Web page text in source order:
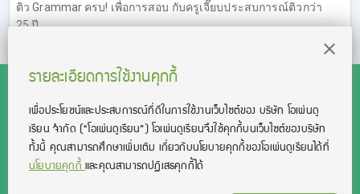
ติว Grammar ครบ! เพื่อการสอบ กับครูเจี๊ยบประสบการณ์ติวกว่า
25 ปี
สงวนลิขสิทธิ์โดย บริษัท โอเพ่นดูเรียน จำกัด 2021 ©︎ OpenDurian
Co., Ltd.
TOEIC® and TOEFL® are registered trademarks of Educational Testing
รายละเอียดการใช้งานคุกกี้
เพื่อประโยชน์และประสบการณ์ที่ดีในการใช้งานเว็บไซต์ของ บริษัท โอเพ่นดู
เรียน จํากัด (“โอเพ่นดูเรียน”)โอเพ่นดูเรียนจึงใช้คุกกี้บนเว็บไซต์ของบริษัท
ทั้งนี้ คุณสามารถศึกษาเพิ่มเติม เกี่ยวกับนโยบายคุกกี้ของโอเพ่นดูเรียนได้ที่
นโยบายคุกกี้และคุณสามารถปฏิเสธคุกกี้ได้